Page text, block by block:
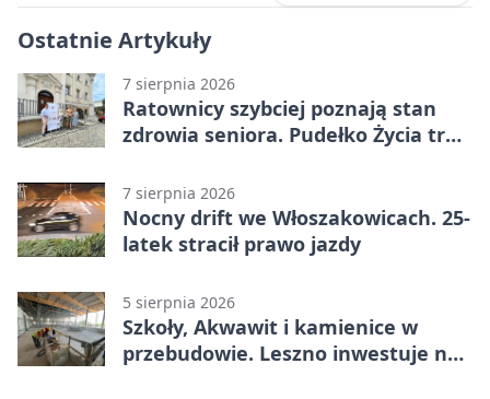
Ostatnie Artykuły
7 sierpnia 2026
Ratownicy szybciej poznają stan
zdrowia seniora. Pudełko Życia trafi
7 sierpnia 2026
Nocny drift we Włoszakowicach. 25-
latek stracił prawo jazdy
5 sierpnia 2026
Szkoły, Akwawit i kamienice w
przebudowie. Leszno inwestuje na